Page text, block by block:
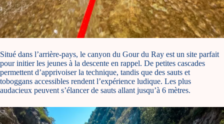
Situé dans l’arrière-pays, le canyon du Gour du Ray est un site parfait
pour initier les jeunes à la descente en rappel. De petites cascades
permettent d’apprivoiser la technique, tandis que des sauts et
toboggans accessibles rendent l’expérience ludique. Les plus
audacieux peuvent s’élancer de sauts allant jusqu’à 6 mètres.